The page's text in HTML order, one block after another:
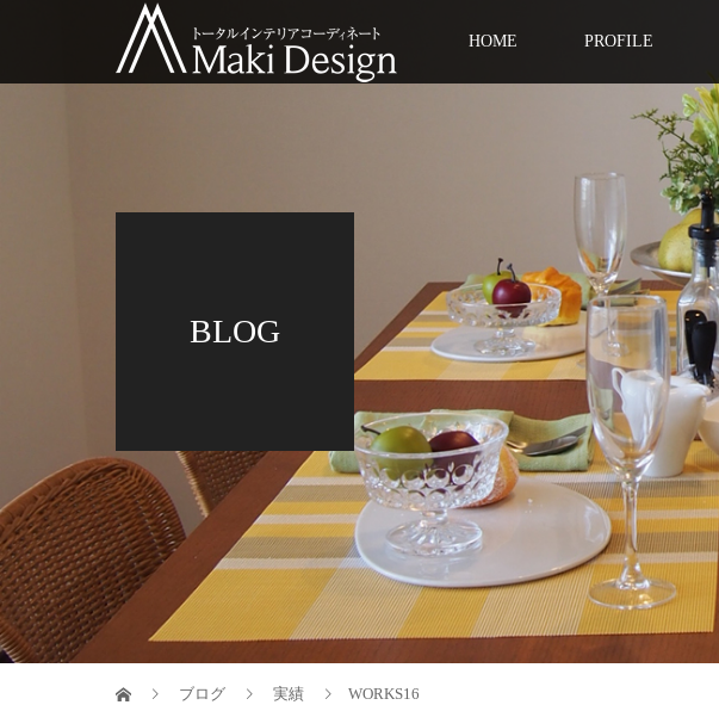
HOME PROFILE
BLOG
ブログ 実績 WORKS16